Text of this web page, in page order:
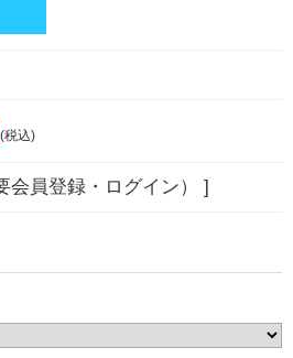
(税込)
会員登録・ログイン） ]